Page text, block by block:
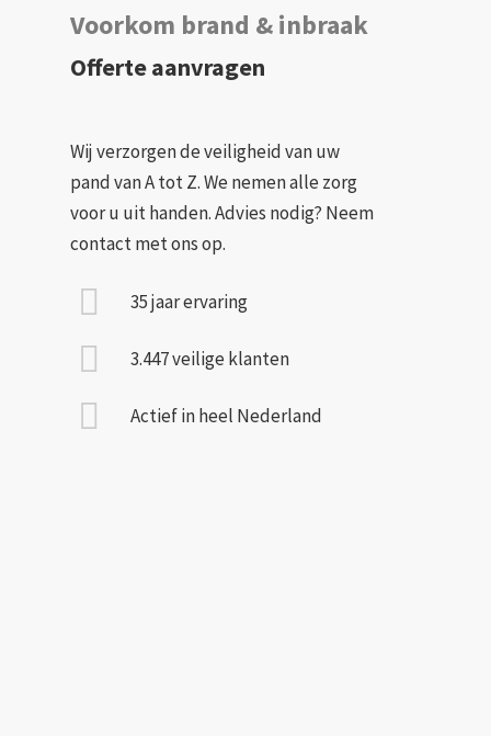
Voorkom brand & inbraak
Offerte aanvragen
Wij verzorgen de veiligheid van uw
pand van A tot Z. We nemen alle zorg
voor u uit handen. Advies nodig? Neem
contact met ons op.
35 jaar ervaring
3.447 veilige klanten
Actief in heel Nederland